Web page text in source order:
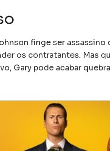
finge ser assassino
os contratantes. Mas
Gary pode acabar